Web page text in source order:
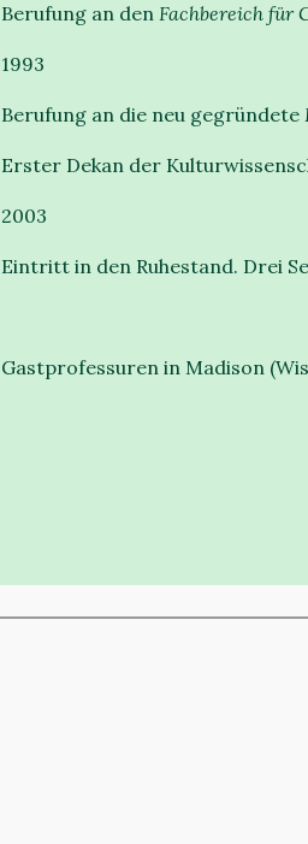
Berufung an den Fachbereich für
1993
Berufung an die neu gegründete
Erster Dekan der
2003
Eintritt in den Ruhestand. Drei
Gastprofessuren in Madison